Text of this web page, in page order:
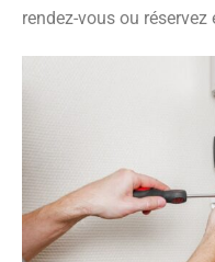
rendez-vous ou